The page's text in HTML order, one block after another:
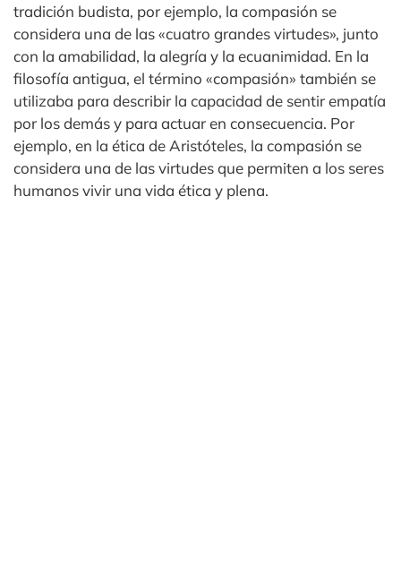
tradición budista, por ejemplo, la compasión se
considera una de las «cuatro grandes virtudes», junto
con la amabilidad, la alegría y la ecuanimidad. En la
filosofía antigua, el término «compasión» también se
utilizaba para describir la capacidad de sentir empatía
por los demás y para actuar en consecuencia. Por
ejemplo, en la ética de Aristóteles, la compasión se
considera una de las virtudes que permiten a los seres
humanos vivir una vida ética y plena.